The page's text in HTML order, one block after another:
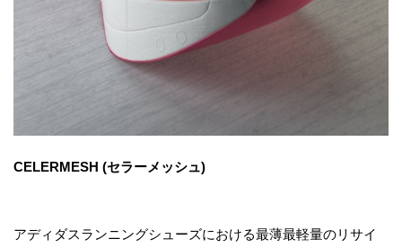
CELERMESH (セラーメッシュ)
アディダスランニングシューズにおける最薄最軽量のリサイ